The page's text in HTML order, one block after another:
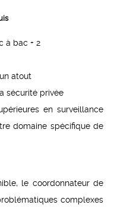
à bac + 2
atout
sécurité privée
en surveillance
domaine spécifique de
le coordonnateur de
complexes